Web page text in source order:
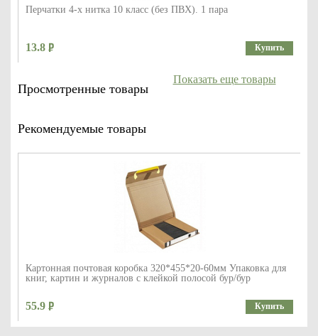
Перчатки 4-х нитка 10 класс (без ПВХ). 1 пара
13.8 Купить
Просмотренные товары
Рекомендуемые товары
Картонная почтовая коробка 320*455*20-60мм Упаковка для
книг, картин и журналов с клейкой полосой бур/бур
55.9 Купить
Показать еще товары